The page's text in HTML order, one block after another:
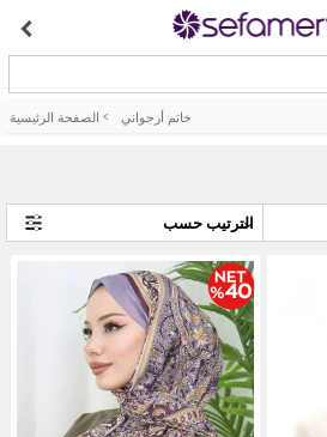
الصفحة الرئيسية > خاتم أرجواني